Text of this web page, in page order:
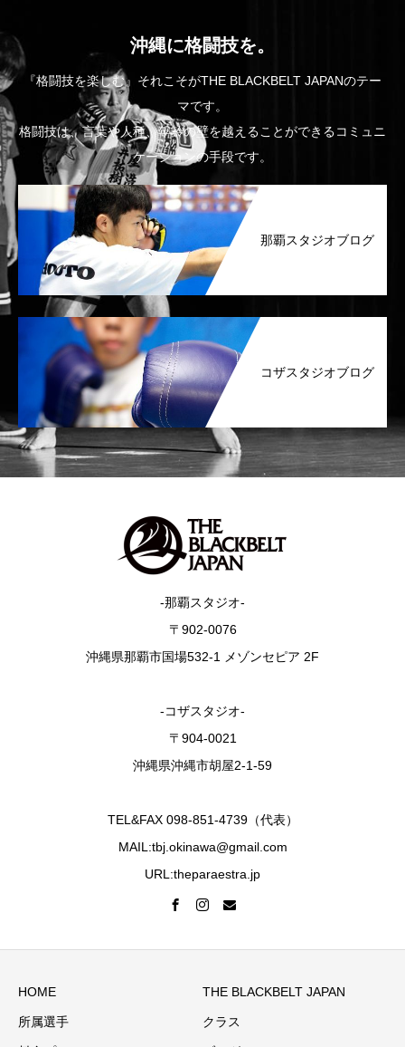
沖縄に格闘技を。
『格闘技を楽しむ』それこそがTHE BLACKBELT JAPANのテー
マです。
格闘技は、言葉や人種、年齢の壁を越えることができるコミュニ
ケーションの手段です。
那覇スタジオブログ
コザスタジオブログ
-那覇スタジオ-
〒902-0076
沖縄県那覇市国場532-1 メゾンセピア 2F
-コザスタジオ-
〒904-0021
沖縄県沖縄市胡屋2-1-59
TEL&FAX 098-851-4739（代表）
MAIL:tbj.okinawa@gmail.com
URL:theparaestra.jp
HOME THE BLACKBELT JAPAN
所属選手 クラス